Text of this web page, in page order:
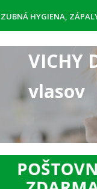
ZUBNÁ HYGIENA,
VICHY
vlasov